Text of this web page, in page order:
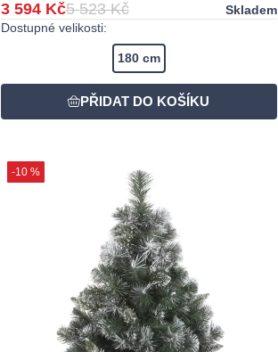
3 594 Kč5 523 Kč
Skladem
Dostupné velikosti:
180 cm
-10 %